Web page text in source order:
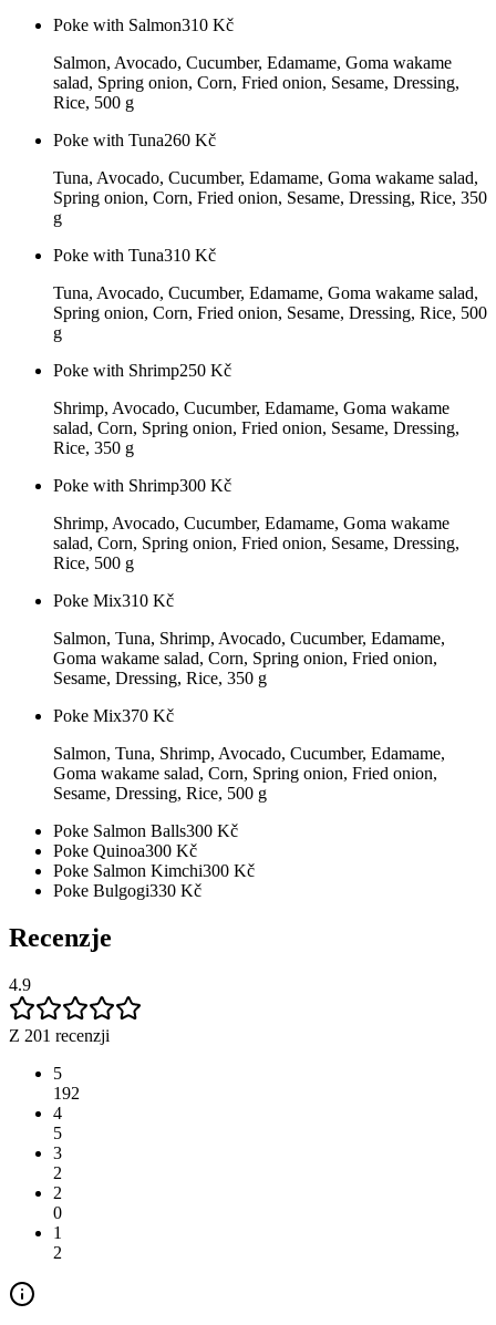
Poke with Salmon310 Kč
Salmon, Avocado, Cucumber, Edamame, Goma wakame
salad, Spring onion, Corn, Fried onion, Sesame, Dressing,
Rice, 500 g
Poke with Tuna260 Kč
Tuna, Avocado, Cucumber, Edamame, Goma wakame salad,
Spring onion, Corn, Fried onion, Sesame, Dressing, Rice, 350
g
Poke with Tuna310 Kč
Tuna, Avocado, Cucumber, Edamame, Goma wakame salad,
Spring onion, Corn, Fried onion, Sesame, Dressing, Rice, 500
g
Poke with Shrimp250 Kč
Shrimp, Avocado, Cucumber, Edamame, Goma wakame
salad, Corn, Spring onion, Fried onion, Sesame, Dressing,
Rice, 350 g
Poke with Shrimp300 Kč
Shrimp, Avocado, Cucumber, Edamame, Goma wakame
salad, Corn, Spring onion, Fried onion, Sesame, Dressing,
Rice, 500 g
Poke Mix310 Kč
Salmon, Tuna, Shrimp, Avocado, Cucumber, Edamame,
Goma wakame salad, Corn, Spring onion, Fried onion,
Sesame, Dressing, Rice, 350 g
Poke Mix370 Kč
Salmon, Tuna, Shrimp, Avocado, Cucumber, Edamame,
Goma wakame salad, Corn, Spring onion, Fried onion,
Sesame, Dressing, Rice, 500 g
Poke Salmon Balls300 Kč
Poke Quinoa300 Kč
Poke Salmon Kimchi300 Kč
Poke Bulgogi330 Kč
Recenzje
4.9
Z 201 recenzji
5
192
4
5
3
2
2
0
1
2